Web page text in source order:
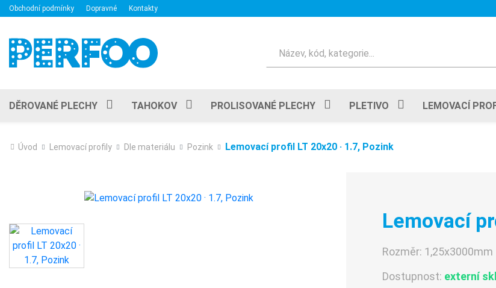
Obchodní podmínky Dopravné Kontakty
DĚROVANÉ PLECHY TAHOKOV PROLISOVANÉ PLECHY PLETIVO LEMOVACÍ
Úvod Lemovací profily Dle materiálu Pozink Lemovací profil LT 20x20 · 1.7, Pozink
Lemovací
Rozměr: 1,25x3000mm
Dostupnost: externí